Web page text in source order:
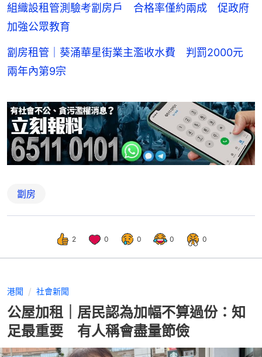
組織設租管測驗考劏房戶 合格率僅約兩成 促政府
加強公眾教育
劏房租管｜葵涌華星街業主濫收水費 判罰2000元
兩年內第9宗
劏房
2 0 0 0 0
港聞 社會新聞
公屋加租｜居民認為加幅不算過份：知
足最重要 有人稱會盡量節儉